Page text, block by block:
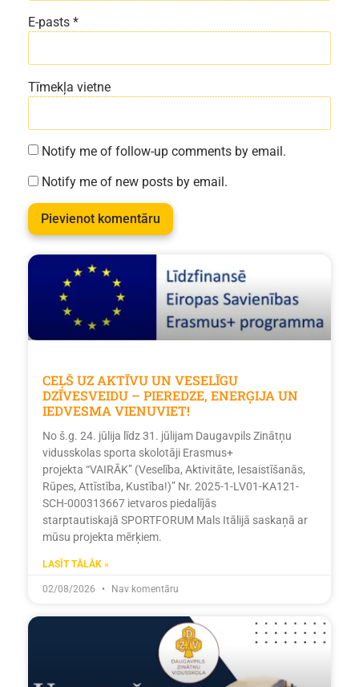
E-pasts *
Tīmekļa vietne
Notify me of follow-up comments by email.
Notify me of new posts by email.
CEĻŠ UZ AKTĪVU UN VESELĪGU
DZĪVESVEIDU – PIEREDZE, ENERĢIJA UN
IEDVESMA VIENUVIET!
No š.g. 24. jūlija līdz 31. jūlijam Daugavpils Zinātņu
vidusskolas sporta skolotāji Erasmus+
projekta “VAIRĀK” (Veselība, Aktivitāte, Iesaistīšanās,
Rūpes, Attīstība, Kustība!)” Nr. 2025-1-LV01-KA121-
SCH-000313667 ietvaros piedalījās
starptautiskajā SPORTFORUM Mals Itālijā saskaņā ar
mūsu projekta mērķiem.
LASĪT TĀLĀK »
02/08/2026 Nav komentāru